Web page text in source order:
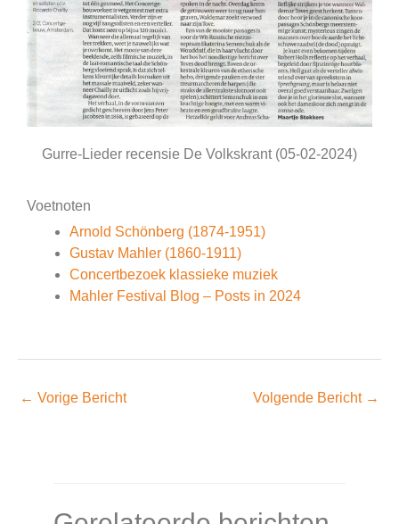
Gurre-Lieder recensie De Volkskrant (05-02-2024)
Voetnoten
Arnold Schönberg (1874-1951)
Gustav Mahler (1860-1911)
Concertbezoek klassieke muziek
Mahler Festival Blog – Posts in 2024
← Vorige Bericht Volgende Bericht →